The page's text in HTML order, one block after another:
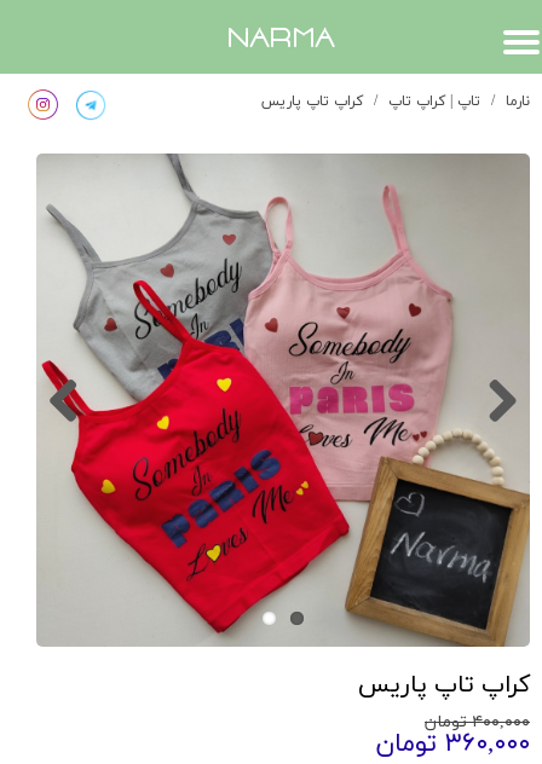
​narma
نارما تاپ | کراپ تاپ کراپ تاپ پاریس
کراپ تاپ پاریس
۴۰۰,۰۰۰ تومان
۳۶۰,۰۰۰ تومان